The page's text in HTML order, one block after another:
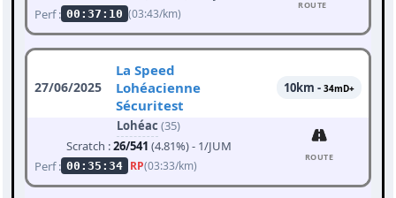
Perf : 00:37:10 (03:43/km)
ROUTE
27/06/2025
La Speed
Lohéacienne
Sécuritest
10km - 34mD+
Lohéac (35)
Scratch :26/541 (4.81%) - 1/JUM
Perf : 00:35:34 RP(03:33/km)
ROUTE